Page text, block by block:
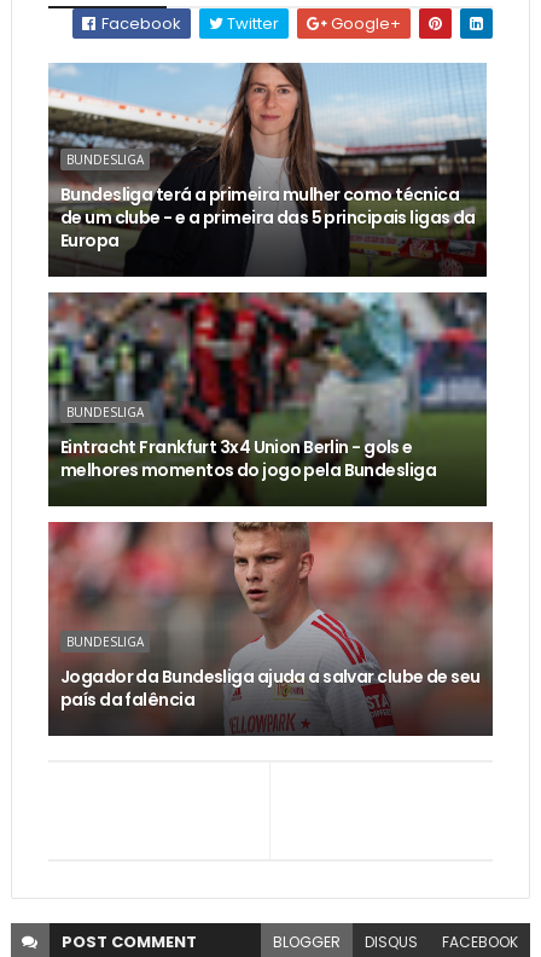
Facebook
Twitter Google+
BUNDESLIGA
Bundesliga terá a primeira mulher como técnica
de um clube - e a primeira das 5 principais ligas da
Europa
BUNDESLIGA
Eintracht Frankfurt 3x4 Union Berlin - gols e
melhores momentos do jogo pela Bundesliga
BUNDESLIGA
Jogador da Bundesliga ajuda a salvar clube de seu
país da falência
POST COMMENT BLOGGER DISQUS FACEBOOK